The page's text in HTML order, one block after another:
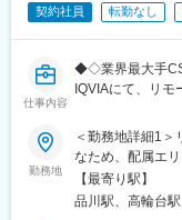
エンテーション
他、横断研修、e
・オンコロジー
しています。
(2)プロジェクト
スーパーバイザ
や面談のほか、
として結果を出
契約社員 転勤なし
仕事内容
◆◇業界最大手
IQVIAにて、リ
【具体的な業務詳
国内トップクラ
て、医薬品PJな
ネス拡大に貢献
具体的なプロジ
勤務地
＜勤務地詳細1
なため、配属エ
可能な方歓迎で
＞本社住所：東
【最寄り駅】
品川駅、高輪台